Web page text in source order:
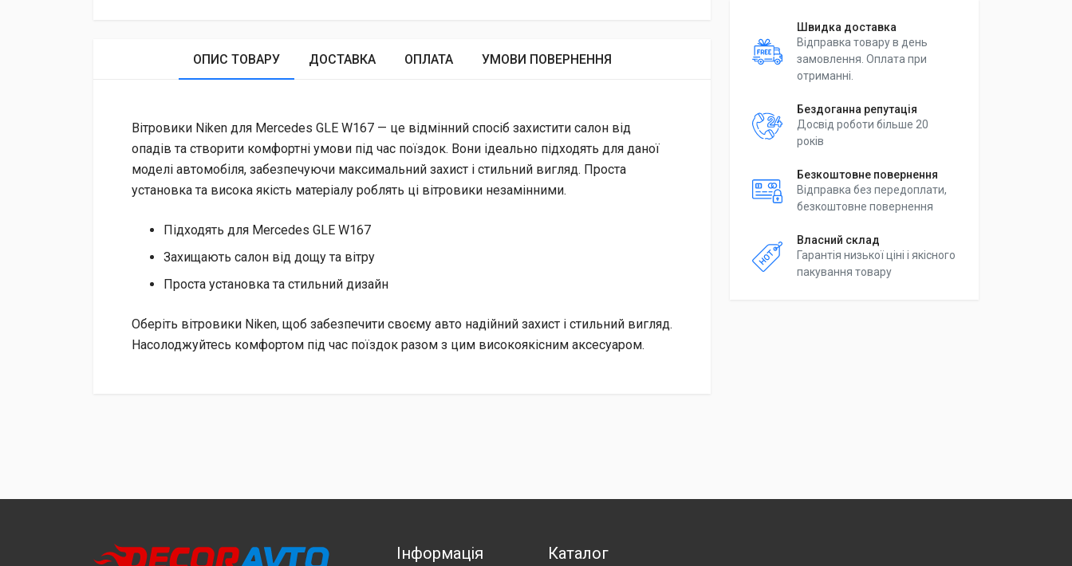
Швидка доставка
Відправка товару в день
замовлення. Оплата при
отриманні.
Бездоганна репутація
Досвід роботи більше 20
років
Безкоштовне повернення
Відправка без передоплати,
безкоштовне повернення
Власний склад
Гарантія низької ціні і якісного
пакування товару
ОПИС ТОВАРУ ДОСТАВКА ОПЛАТА УМОВИ ПОВЕРНЕННЯ
Вітровики Niken для Mercedes GLE W167 — це відмінний спосіб захистити салон від
опадів та створити комфортні умови під час поїздок. Вони ідеально підходять для даної
моделі автомобіля, забезпечуючи максимальний захист і стильний вигляд. Проста
установка та висока якість матеріалу роблять ці вітровики незамінними.
Підходять для Mercedes GLE W167
Захищають салон від дощу та вітру
Проста установка та стильний дизайн
Оберіть вітровики Niken, щоб забезпечити своєму авто надійний захист і стильний вигляд.
Насолоджуйтесь комфортом під час поїздок разом з цим високоякісним аксесуаром.
Інформація Каталог